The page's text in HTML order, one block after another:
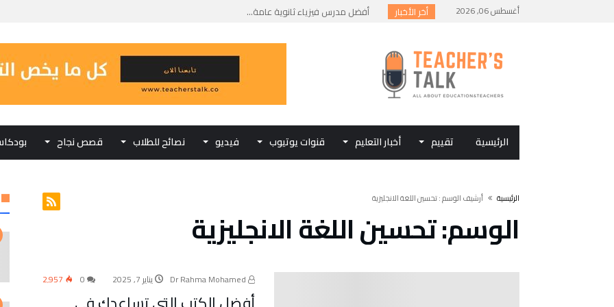
أغسطس 06, 2026 أخر الأخبار
أفضل مدرس فيزياء ثانوية عامة...
أسئلة متوقعة في امتحانات الثانوية...
كيف تستخدم الأمثلة الحياتية في الشرح...
الرئيسية تقييم أخبار التعليم قنوات يوتيوب فيديو نصائح للطلاب قصص نجاح
‫الرئيسية‬ ‫أرشيف الوسم :‬ تحسين اللغة الانجليزية
الوسم:تحسين اللغة الانجليزية
يناير 7, 2025 2٬957